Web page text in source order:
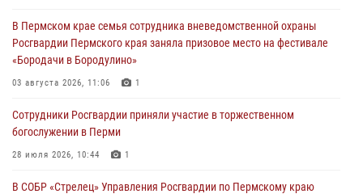
богослужении в Перми
28 июля 2026, 10:44
Росгвардейцы оказали силовую поддержку при задержании
28 июля 2026, 06:15
В Пермском крае семья сотрудника вневедомственной охраны
Росгвардии Пермского края заняла призовое место на фестивале
«Бородачи в Бородулино»
03 августа 2026, 11:06 1
Сотрудники Росгвардии приняли участие в торжественном
богослужении в Перми
28 июля 2026, 10:44 1
В СОБР «Стрелец» Управления Росгвардии по Пермскому краю